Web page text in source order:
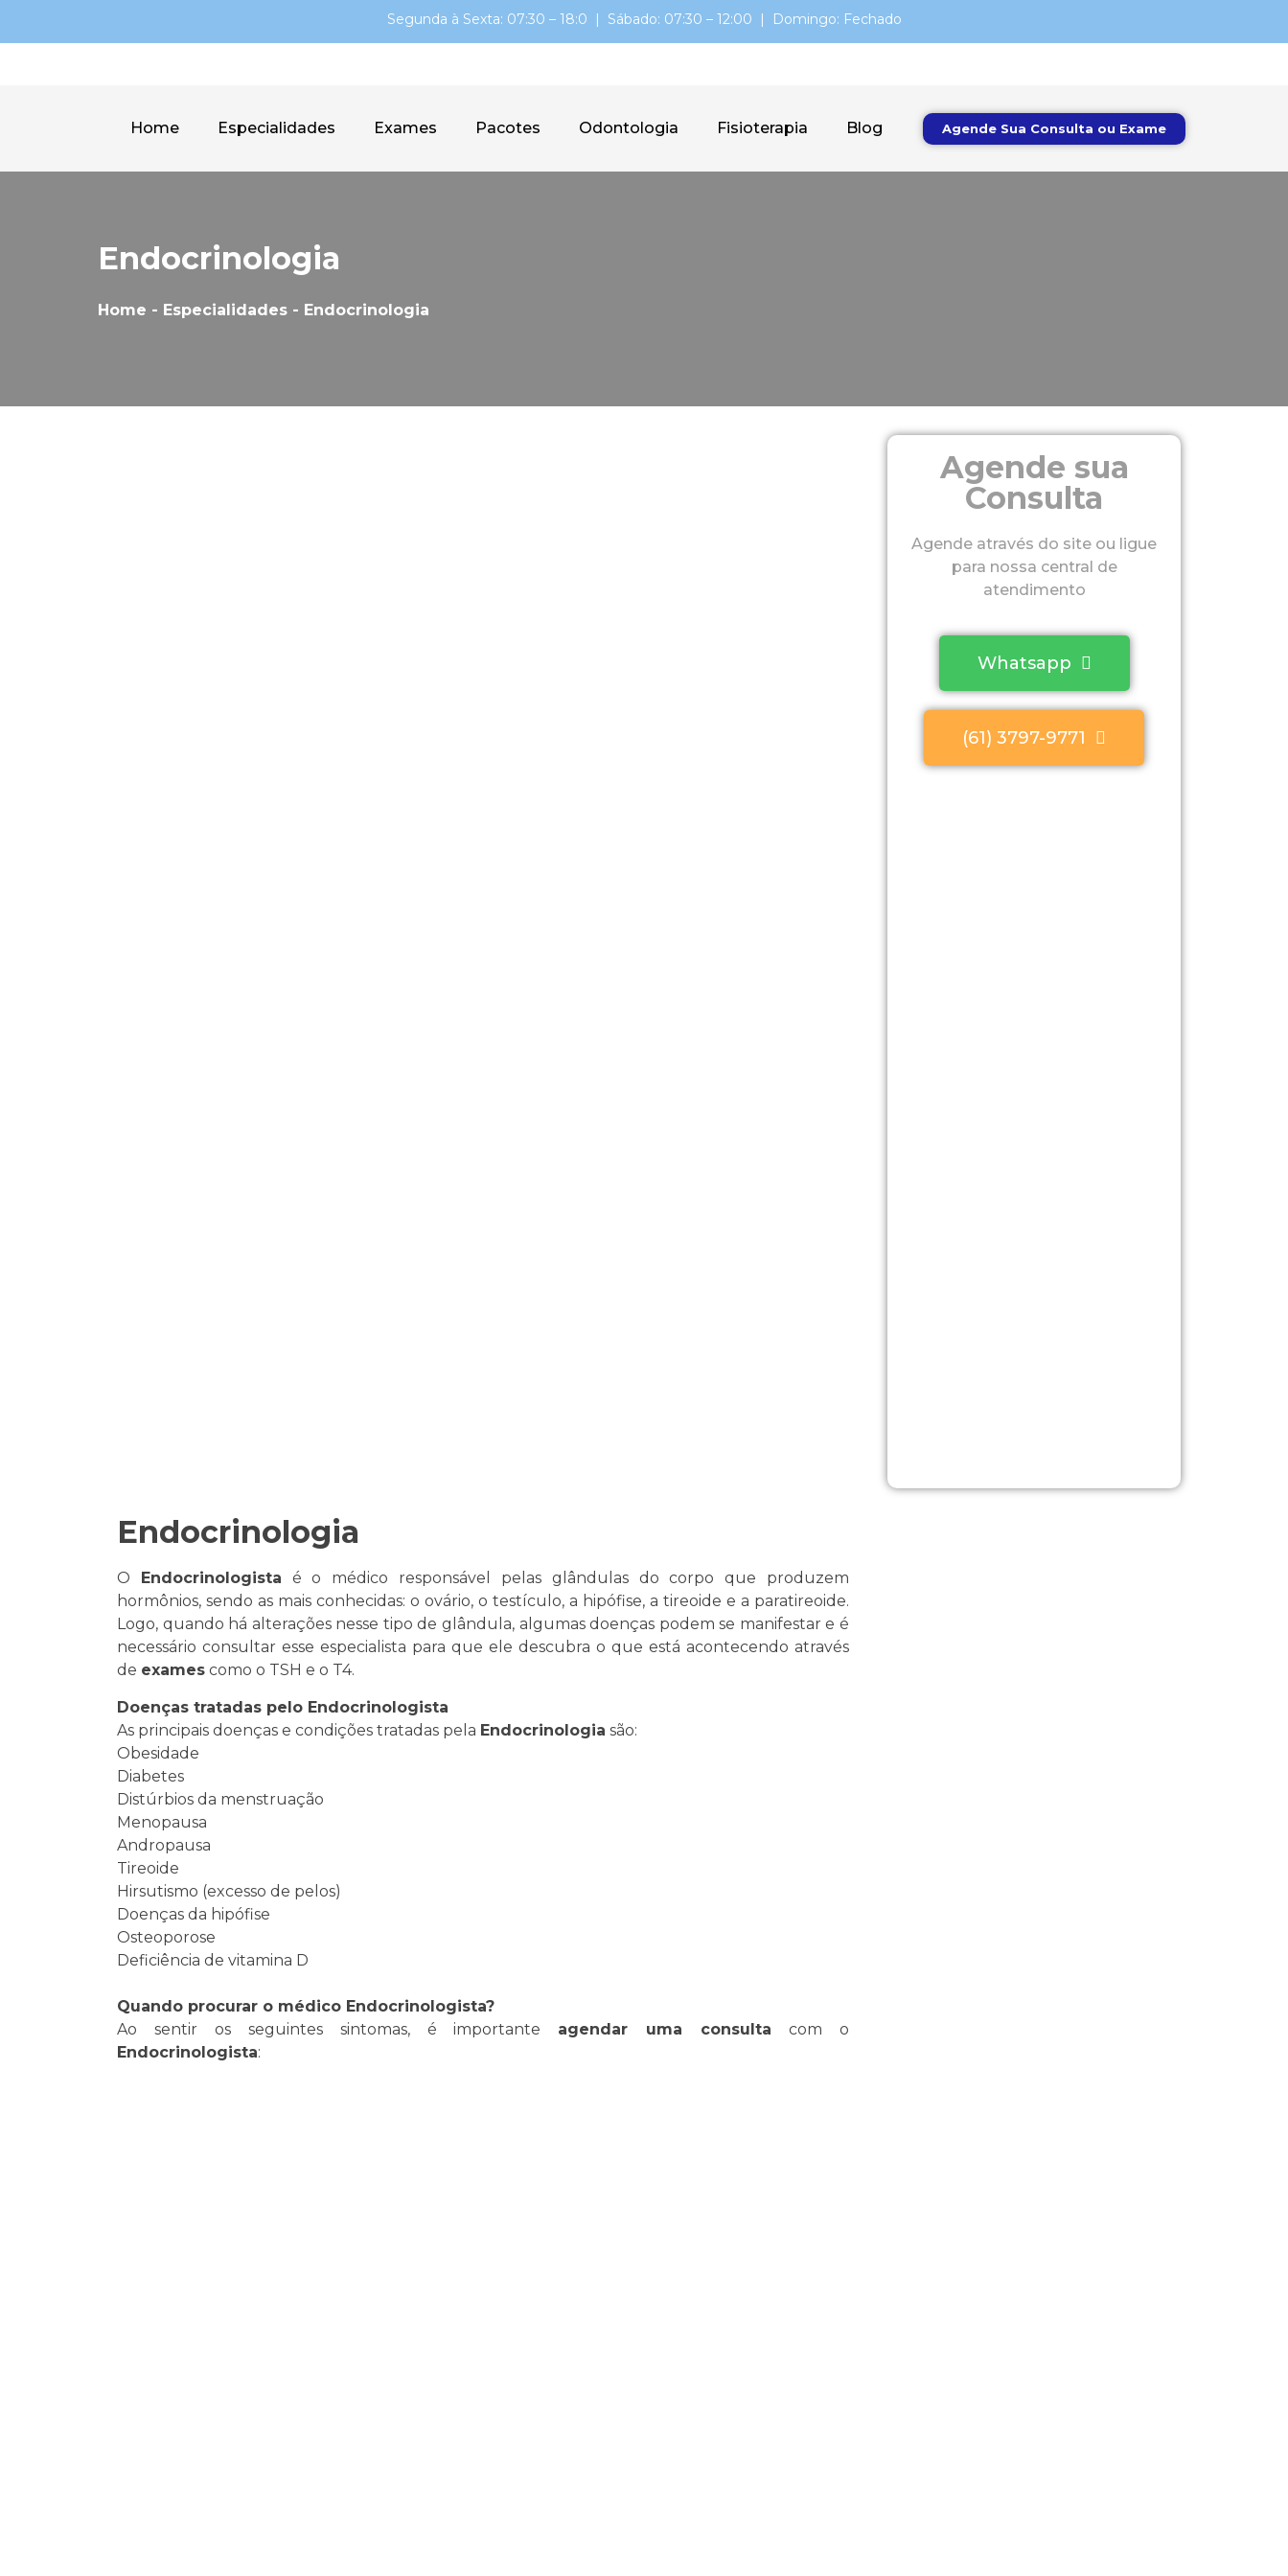
Segunda à Sexta: 07:30 – 18:0 | Sábado: 07:30 – 12:00 | Domingo: Fechado
Home Especialidades Exames Pacotes Odontologia Fisioterapia Blog Agende Sua Consulta ou Exame
Endocrinologia
Home - Especialidades - Endocrinologia
Agende sua
Consulta
Agende através do site ou ligue
para nossa central de
atendimento
Whatsapp
(61) 3797-9771
Endocrinologia
O Endocrinologista é o médico responsável pelas glândulas do corpo que produzem
hormônios, sendo as mais conhecidas: o ovário, o testículo, a hipófise, a tireoide e a paratireoide.
Logo, quando há alterações nesse tipo de glândula, algumas doenças podem se manifestar e é
necessário consultar esse especialista para que ele descubra o que está acontecendo através
de exames como o TSH e o T4.
Doenças tratadas pelo Endocrinologista
As principais doenças e condições tratadas pela Endocrinologia são:
Obesidade
Diabetes
Distúrbios da menstruação
Menopausa
Andropausa
Tireoide
Hirsutismo (excesso de pelos)
Doenças da hipófise
Osteoporose
Deficiência de vitamina D
Quando procurar o médico Endocrinologista?
Ao sentir os seguintes sintomas, é importante agendar uma consulta com o
Endocrinologista: